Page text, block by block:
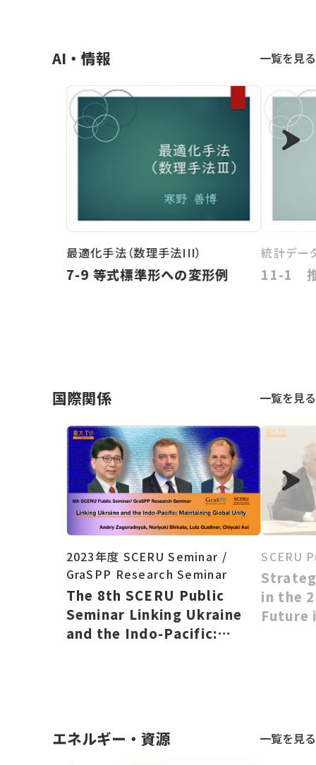
AI・情報 一覧を見る
最適化手法（数理手法III）
7-9 等式標準形への変形例
統計デー
11-1
国際関係 一覧を見る
2023年度 SCERU Seminar /
GraSPP Research Seminar
The 8th SCERU Public
Seminar Linking Ukraine
and the Indo-Pacific:
SCERU
in the
Future
エネルギー・資源 一覧を見る